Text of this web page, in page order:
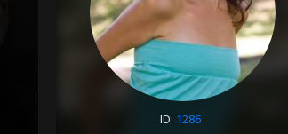
ID: 1286